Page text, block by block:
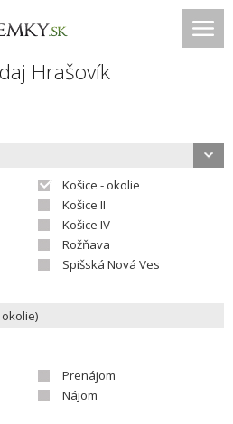
Hrašovík
Košice - okolie
Košice II
Košice IV
Rožňava
Spišská Nová Ves
Prenájom
Nájom